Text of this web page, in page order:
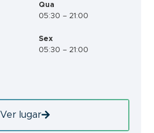
Qua
05:30 – 21:00
Sex
05:30 – 21:00
Ver lugar